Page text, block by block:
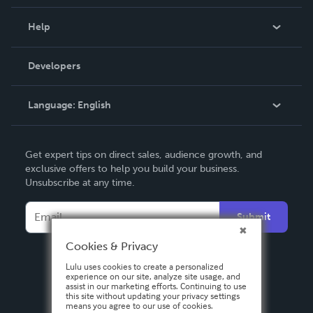
Podcast
Help
Order Lookup
Knowledge Base
Contact Support
Developers
Language: English
Deutsch
Français
Italiano
Español
Get expert tips on direct sales, audience growth, and
exclusive offers to help you build your business.
Unsubscribe at any time.
Submit
Cookies & Privacy
Lulu uses cookies to create a personalized
experience on our site, analyze site usage, and
assist in our marketing efforts. Continuing to use
this site without updating your privacy settings
means you agree to our use of cookies.